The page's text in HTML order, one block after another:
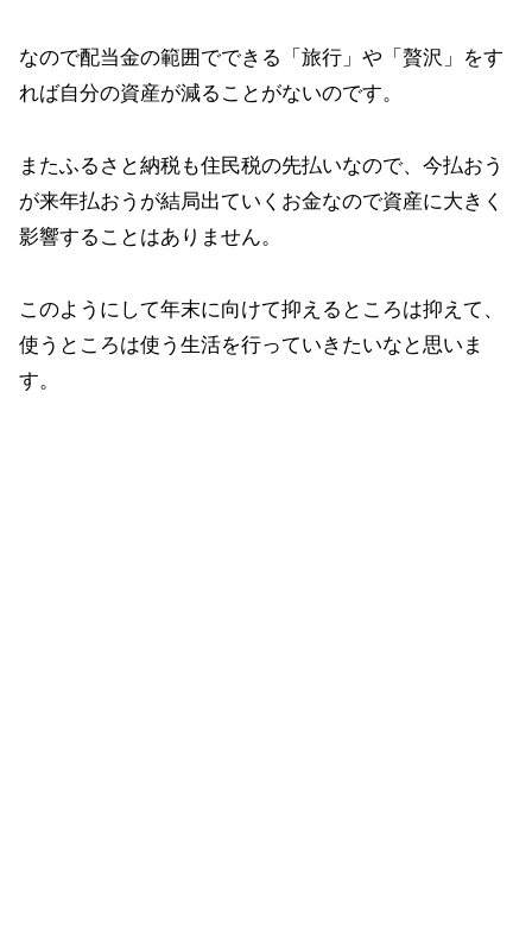
なので配当金の範囲でできる「旅行」や「贅沢」をす
れば自分の資産が減ることがないのです。
またふるさと納税も住民税の先払いなので、今払おう
が来年払おうが結局出ていくお金なので資産に大きく
影響することはありません。
このようにして年末に向けて抑えるところは抑えて、
使うところは使う生活を行っていきたいなと思いま
す。